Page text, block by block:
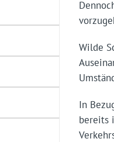
Wilde
In
bereits